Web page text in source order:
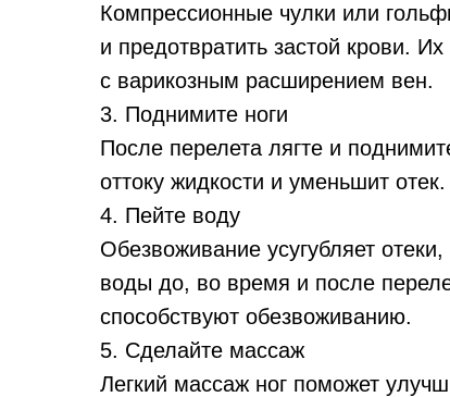
Компрессионные чулки или
и предотвратить застой крови.
с варикозным расширением вен.
3. Поднимите ноги
После перелета лягте и
оттоку жидкости и уменьшит отек.
4. Пейте воду
Обезвоживание усугубляет
воды до, во время и после
способствуют обезвоживанию.
5. Сделайте массаж
Легкий массаж ног поможет